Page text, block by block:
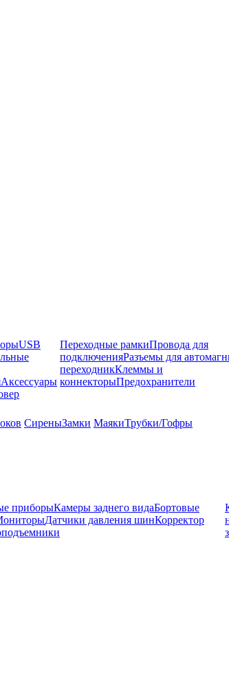
USB
Аксессуары
Переходные рамкиПровода для
подключенияРазъемы для
переходникКлеммы и
коннекторыПредохранители
СиреныЗамки МаякиТрубки/Гофры
приборыКамеры заднего видаБортовые
Датчики давления шинКорректор